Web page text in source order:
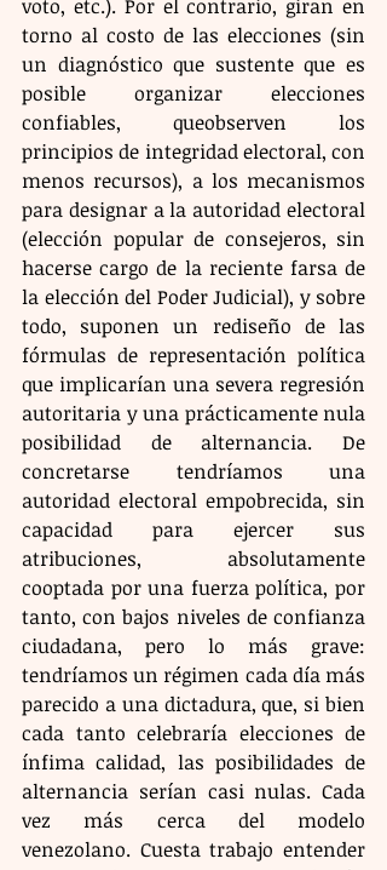
voto, etc.). Por el contrario, giran en
torno al costo de las elecciones (sin
un diagnóstico que sustente que es
posible organizar elecciones
confiables, queobserven los
principios de integridad electoral, con
menos recursos), a los mecanismos
para designar a la autoridad electoral
(elección popular de consejeros, sin
hacerse cargo de la reciente farsa de
la elección del Poder Judicial), y sobre
todo, suponen un rediseño de las
fórmulas de representación política
que implicarían una severa regresión
autoritaria y una prácticamente nula
posibilidad de alternancia. De
concretarse tendríamos una
autoridad electoral empobrecida, sin
capacidad para ejercer sus
atribuciones, absolutamente
cooptada por una fuerza política, por
tanto, con bajos niveles de confianza
ciudadana, pero lo más grave:
tendríamos un régimen cada día más
parecido a una dictadura, que, si bien
cada tanto celebraría elecciones de
ínfima calidad, las posibilidades de
alternancia serían casi nulas. Cada
vez más cerca del modelo
venezolano. Cuesta trabajo entender